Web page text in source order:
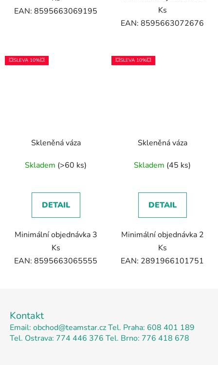
EAN: 8595663069195
Ks
EAN: 8595663072676
💥SLEVA 10%💥
Skleněná váza
Skladem (>60 ks)
DETAIL
Minimální objednávka 3
Ks
EAN: 8595663065555
💥SLEVA 10%💥
Skleněná váza
Skladem (45 ks)
DETAIL
Minimální objednávka 2
Ks
EAN: 2891966101751
Kontakt
Email: obchod@teamstar.czTel. Praha: 608 401 189
Tel. Ostrava: 774 446 376 Tel. Brno: 776 418 678